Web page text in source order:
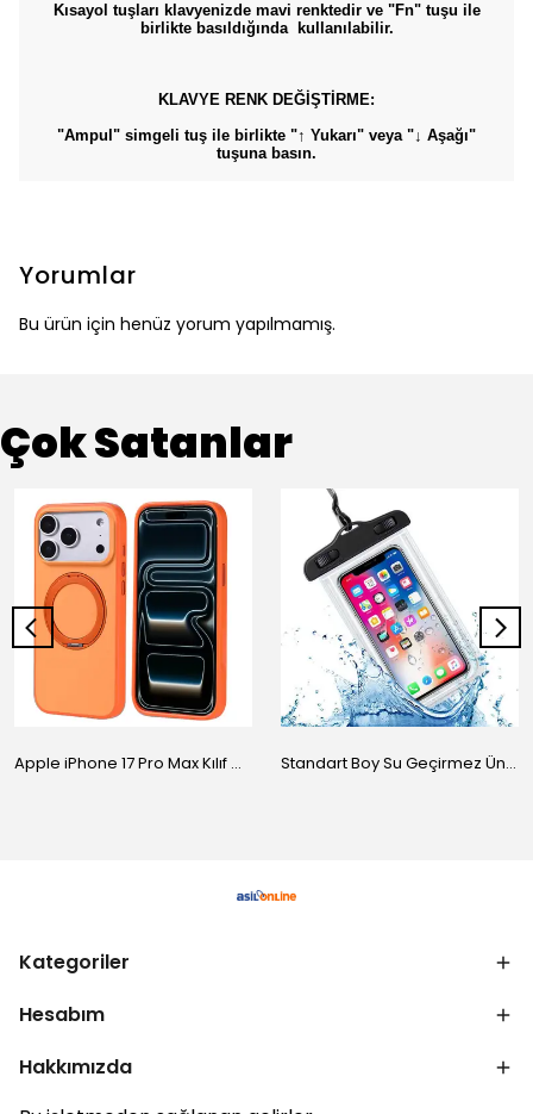
Kısayol tuşları klavyenizde mavi renktedir ve "Fn" tuşu ile
birlikte basıldığında kullanılabilir.
KLAVYE RENK DEĞİŞTİRME:
"Ampul" simgeli tuş ile birlikte "↑ Yukarı" veya "↓ Aşağı"
tuşuna basın.
Yorumlar
Bu ürün için henüz yorum yapılmamış.
Çok Satanlar
Apple iPhone 17 Pro Max Kılıf M-Safe Şarj Özellikli Standlı Zore Proton Silikon Kapak Standart Boy Su Geçirmez Üniversal Kılıf
Kategoriler
Hesabım
Hakkımızda